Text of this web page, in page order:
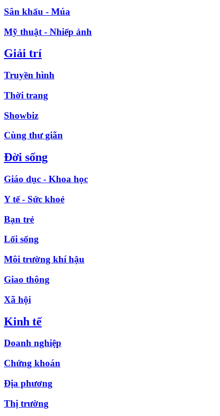
Sân khấu - Múa
Mỹ thuật - Nhiếp ảnh
Giải trí
Truyền hình
Thời trang
Showbiz
Cùng thư giãn
Đời sống
Giáo dục - Khoa học
Y tế - Sức khoẻ
Bạn trẻ
Lối sống
Môi trường khí hậu
Giao thông
Xã hội
Kinh tế
Doanh nghiệp
Chứng khoán
Địa phương
Thị trường